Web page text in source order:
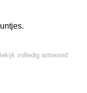
volledig antwoord